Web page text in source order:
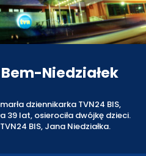
Niedziałek
dziennikarka TVN24 BIS,
39 lat, osierociła dwójkę dzieci.
BIS, Jana Niedziałka.